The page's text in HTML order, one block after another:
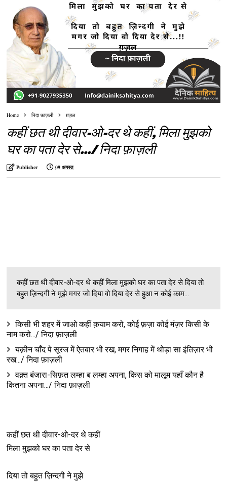
Home निदा फ़ाज़ली ग़ज़ल
कहीं छत थी दीवार-ओ-दर थे कहीं, मिला मुझको
घर का पता देर से.../ निदा फ़ाज़ली
Publisher 09 अगस्त
कहीं छत थी दीवार-ओ-दर थे कहीं मिला मुझको घर का पता देर से दिया तो
बहुत ज़िन्दगी ने मुझे मगर जो दिया वो दिया देर से हुआ न कोई काम...
किसी भी शहर में जाओ कहीं क़याम करो, कोई फ़ज़ा कोई मंज़र किसी के
नाम करो.../ निदा फ़ाज़ली
यक़ीन चाँद पे सूरज में ऐतबार भी रख, मगर निगाह में थोड़ा सा इंतिज़ार भी
रख.../ निदा फ़ाज़ली
वक़्त बंजारा-सिफ़त लम्हा ब लम्हा अपना, किस को मालूम यहाँ कौन है
कितना अपना.‍‌../ निदा फ़ाज़ली
कहीं छत थी दीवार-ओ-दर थे कहीं
मिला मुझको घर का पता देर से
दिया तो बहुत ज़िन्दगी ने मुझे